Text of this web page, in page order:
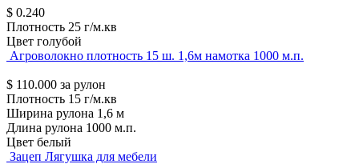
$ 0.240
Плотность 25 г/м.кв
Цвет голубой
Агроволокно плотность 15 ш. 1,6м намотка 1000 м.п.
$ 110.000 за рулон
Плотность 15 г/м.кв
Ширина рулона 1,6 м
Длина рулона 1000 м.п.
Цвет белый
Зацеп Лягушка для мебели